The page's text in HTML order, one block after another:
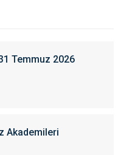
Temmuz 2026
Akademileri